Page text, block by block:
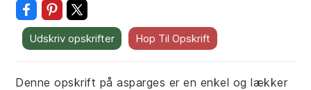
Udskriv opskrifter Hop Til Opskrift
Denne opskrift på asparges er en enkel og lækker